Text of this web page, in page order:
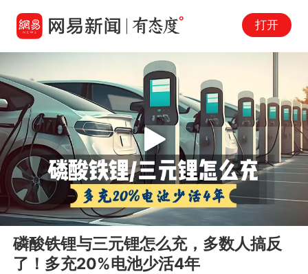
打开
00:00
Play
磷酸铁锂与三元锂怎么充，多数人搞反
了！多充20%电池少活4年